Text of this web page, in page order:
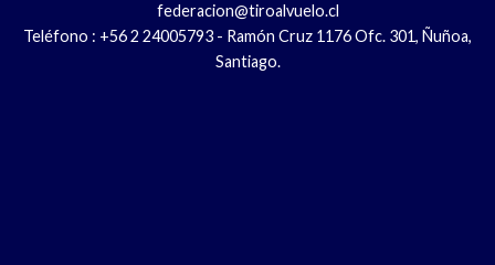
federacion@tiroalvuelo.cl
Teléfono : +56 2 24005793 - Ramón Cruz 1176 Ofc. 301, Ñuñoa,
Santiago.